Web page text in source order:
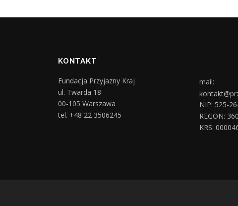
KONTAKT
Fundacja Przyjazny Kraj
ul. Twarda 18
00-105 Warszawa
tel. +48 22 3506245
mail:
NIP: 525-
REGON:
KRS: